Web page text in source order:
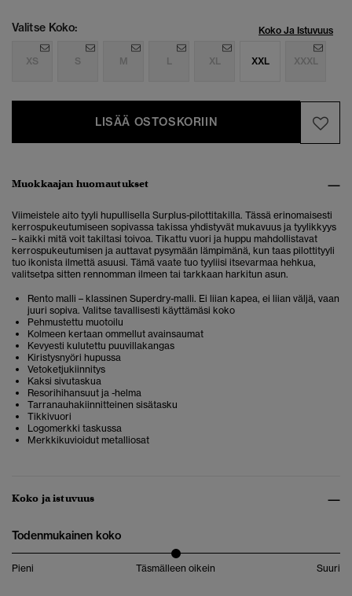
Valitse Koko: Koko Ja Istuvuus
XS S M L XL XXL XXXL
LISÄÄ OSTOSKORIIN
Muokkaajan huomautukset
Viimeistele aito tyyli hupullisella Surplus-pilottitakilla. Tässä erinomaisesti
kerrospukeutumiseen sopivassa takissa yhdistyvät mukavuus ja tyylikkyys
– kaikki mitä voit takiltasi toivoa. Tikattu vuori ja huppu mahdollistavat
kerrospukeutumisen ja auttavat pysymään lämpimänä, kun taas pilottityyli
tuo ikonista ilmettä asuusi. Tämä vaate tuo tyyliisi itsevarmaa hehkua,
valitsetpa sitten rennomman ilmeen tai tarkkaan harkitun asun.
Rento malli – klassinen Superdry-malli. Ei liian kapea, ei liian väljä, vaan
juuri sopiva. Valitse tavallisesti käyttämäsi koko
Pehmustettu muotoilu
Kolmeen kertaan ommellut avainsaumat
Kevyesti kulutettu puuvillakangas
Kiristysnyöri hupussa
Vetoketjukiinnitys
Kaksi sivutaskua
Resorihihansuut ja -helma
Tarranauhakiinnitteinen sisätasku
Tikkivuori
Logomerkki taskussa
Merkkikuvioidut metalliosat
Koko ja istuvuus
Todenmukainen koko
Pieni Täsmälleen oikein Suuri